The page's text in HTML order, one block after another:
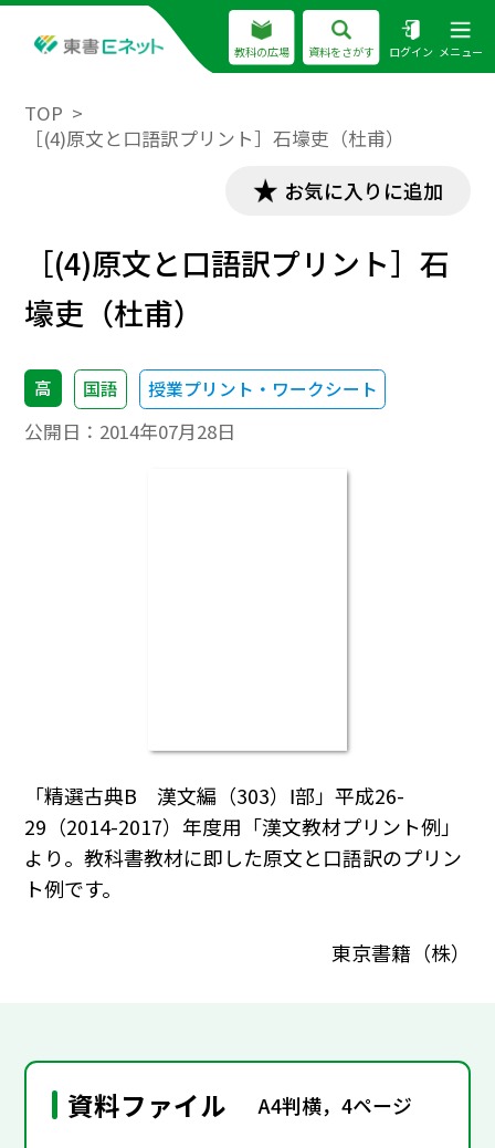
教科の広場 資料をさがす ログイン メニュー
TOP
［(4)原文と口語訳プリント］石壕吏（杜甫）
お気に入りに追加
［(4)原文と口語訳プリント］石
壕吏（杜甫）
高 国語 授業プリント・ワークシート
公開日： 2014年07月28日
「精選古典B 漢文編（303）Ⅰ部」平成26-
29（2014-2017）年度用「漢文教材プリント例」
より。教科書教材に即した原文と口語訳のプリン
ト例です。
東京書籍（株）
資料ファイル A4判横，4ページ